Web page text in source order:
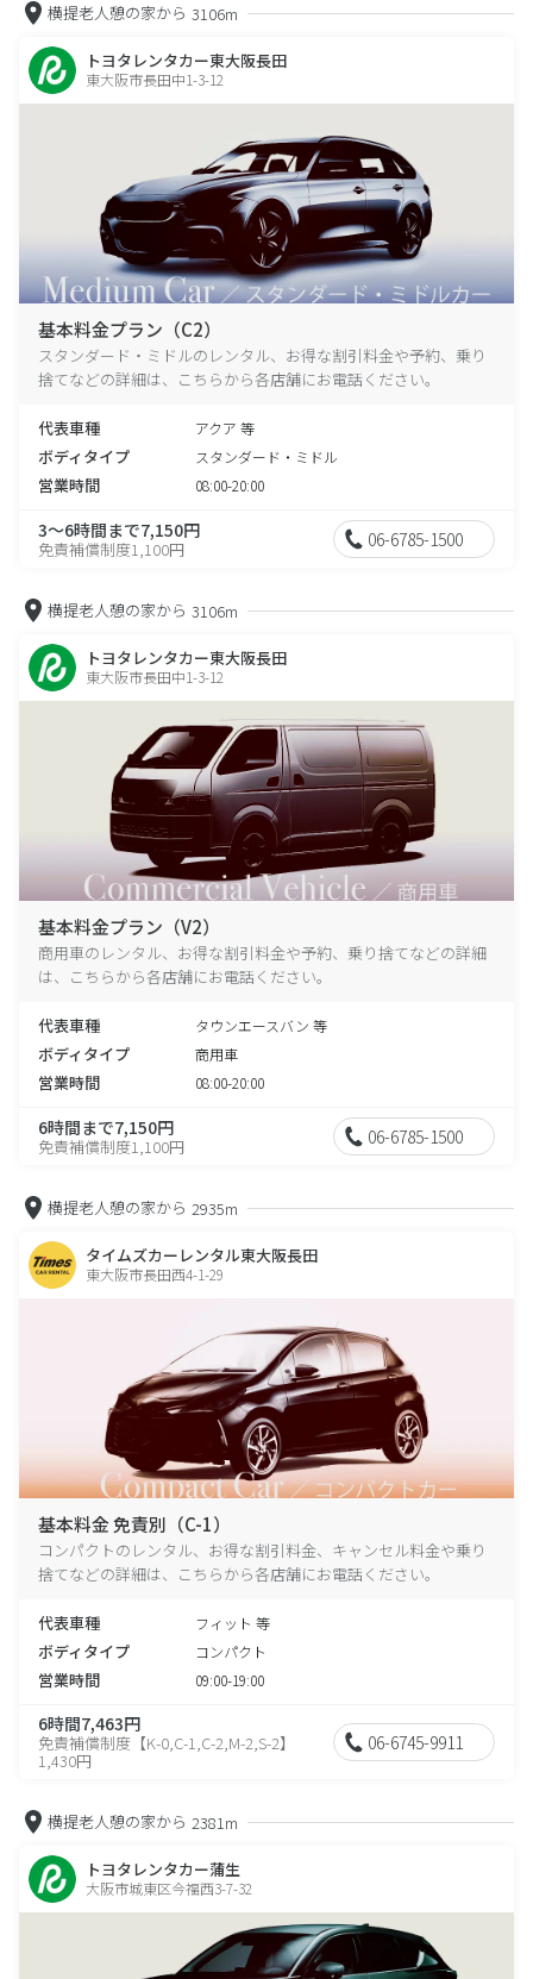
横提老人憩の家から 3106m
トヨタレンタカー東大阪長田
東大阪市長田中1-3-12
基本料金プラン（C2）
スタンダード・ミドルのレンタル、お得な割引料金や予約、乗り
捨てなどの詳細は、こちらから各店舗にお電話ください。
代表車種 アクア 等
ボディタイプ スタンダード・ミドル
営業時間 08:00-20:00
3～6時間まで7,150円
免責補償制度1,100円 06-6785-1500
横提老人憩の家から 3106m
トヨタレンタカー東大阪長田
東大阪市長田中1-3-12
基本料金プラン（V2）
商用車のレンタル、お得な割引料金や予約、乗り捨てなどの詳細
は、こちらから各店舗にお電話ください。
代表車種 タウンエースバン 等
ボディタイプ 商用車
営業時間 08:00-20:00
6時間まで7,150円
免責補償制度1,100円 06-6785-1500
横提老人憩の家から 2935m
タイムズカーレンタル東大阪長田
東大阪市長田西4-1-29
基本料金 免責別（C-1）
コンパクトのレンタル、お得な割引料金、キャンセル料金や乗り
捨てなどの詳細は、こちらから各店舗にお電話ください。
代表車種 フィット 等
ボディタイプ コンパクト
営業時間 09:00-19:00
6時間7,463円
免責補償制度【K-0,C-1,C-2,M-2,S-2】
1,430円
06-6745-9911
横提老人憩の家から 2381m
トヨタレンタカー蒲生
大阪市城東区今福西3-7-32